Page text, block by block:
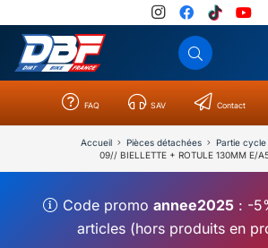
FAQ SAV Contact
Accueil Pièces détachées Partie cycle
09// BIELLETTE + ROTULE 130MM E/
Code promoannee2025 : -
articles (hors produits en
Catégories Résultats